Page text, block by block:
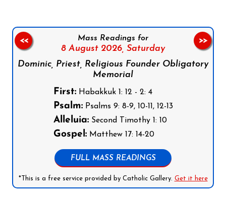
Mass Readings for
8 August 2026, Saturday
Dominic, Priest, Religious Founder Obligatory
Memorial
First:Habakkuk 1: 12 - 2: 4
Psalm:Psalms 9: 8-9, 10-11, 12-13
Alleluia:Second Timothy 1: 10
Gospel:Matthew 17: 14-20
FULL MASS READINGS
*This is a free service provided by Catholic Gallery. Get it here
<< >>